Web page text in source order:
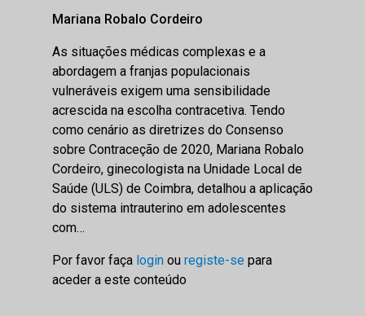
Mariana Robalo Cordeiro
As situações médicas complexas e a
abordagem a franjas populacionais
vulneráveis exigem uma sensibilidade
acrescida na escolha contracetiva. Tendo
como cenário as diretrizes do Consenso
sobre Contraceção de 2020, Mariana Robalo
Cordeiro, ginecologista na Unidade Local de
Saúde (ULS) de Coimbra, detalhou a aplicação
do sistema intrauterino em adolescentes
com…
Por favor faça login ou registe-se para
aceder a este conteúdo